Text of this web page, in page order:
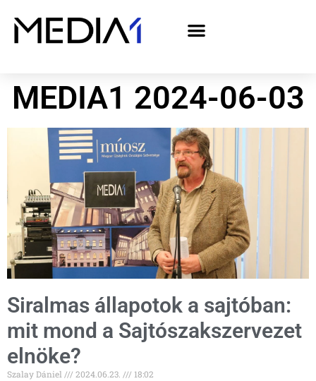
MEDIA1 2024-06-03
Siralmas állapotok a sajtóban:
mit mond a Sajtószakszervezet
elnöke?
Szalay Dániel 2024.06.23. 18:02